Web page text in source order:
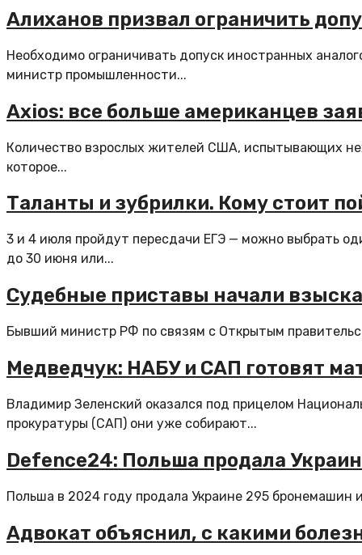
Алиханов призвал ограничить
Необходимо ограничивать допуск иностранных
министр промышленности...
Axios: все больше американцев
Количество взрослых жителей США, испытывающих
которое...
Таланты и зубрилки. Кому стоит
3 и 4 июля пройдут пересдачи ЕГЭ — можно выбрать
до 30 июня или...
Судебные приставы начали
Бывший министр РФ по связям с Открытым
Медведчук: НАБУ и САП готовят
Владимир Зеленский оказался под прицелом
прокуратуры (САП) они уже собирают...
Defence24: Польша продала
Польша в 2024 году продала Украине 295
Адвокат объяснил, с какими